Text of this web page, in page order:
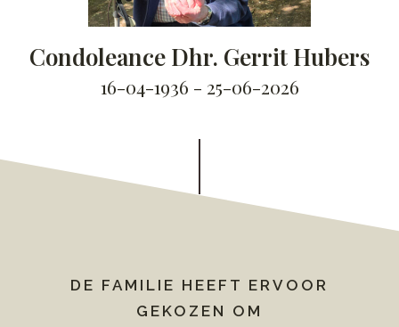
Condoleance Dhr. Gerrit Hubers
16-04-1936 - 25-06-2026
DE FAMILIE HEEFT ERVOOR
GEKOZEN OM